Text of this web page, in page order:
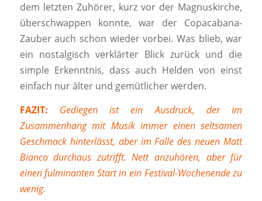
dem letzten Zuhörer, kurz vor der Magnuskirche,
überschwappen konnte, war der Copacabana-
Zauber auch schon wieder vorbei. Was blieb, war
ein nostalgisch verklärter Blick zurück und die
simple Erkenntnis, dass auch Helden von einst
einfach nur älter und gemütlicher werden.
FAZIT: Gediegen ist ein Ausdruck, der im
Zusammenhang mit Musik immer einen seltsamen
Geschmack hinterlässt, aber im Falle des neuen Matt
Bianco durchaus zutrifft. Nett anzuhören, aber für
einen fulminanten Start in ein Festival-Wochenende zu
wenig.